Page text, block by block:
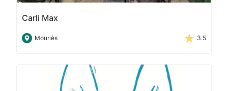
Carli Max
Mouriès 3.5